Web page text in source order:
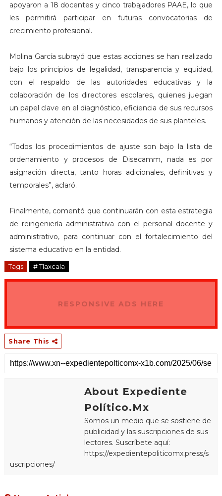
apoyaron a 18 docentes y cinco trabajadores PAAE, lo que
les permitirá participar en futuras convocatorias de
crecimiento profesional.
Molina García subrayó que estas acciones se han realizado
bajo los principios de legalidad, transparencia y equidad,
con el respaldo de las autoridades educativas y la
colaboración de los directores escolares, quienes juegan
un papel clave en el diagnóstico, eficiencia de sus recursos
humanos y atención de las necesidades de sus planteles.
“Todos los procedimientos de ajuste son bajo la lista de
ordenamiento y procesos de Disecamm, nada es por
asignación directa, tanto horas adicionales, definitivas y
temporales”, aclaró.
Finalmente, comentó que continuarán con esta estrategia
de reingeniería administrativa con el personal docente y
administrativo, para continuar con el fortalecimiento del
sistema educativo en la entidad.
Tags # Tlaxcala
RESPONSIVE ADS HERE
Share This
About Expediente
Político.Mx
Somos un medio que se sostiene de
publicidad y las suscripciones de sus
lectores. Suscríbete aquí:
https://expedientepoliticomx.press/s
uscripciones/